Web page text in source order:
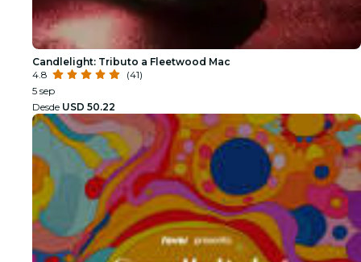
Candlelight: Tributo a Fleetwood Mac
4.8
(41)
5 sep
Desde USD 50.22